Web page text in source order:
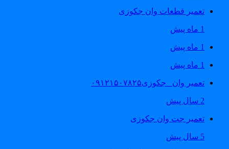
تعمیر قطعات وان جکوزی
1 ماه پیش
1 ماه پیش
تعمیر وان _جکوزی۰۹۱۲۱۵۰۷۸۲۵
تعمیر جت وان جکوزی